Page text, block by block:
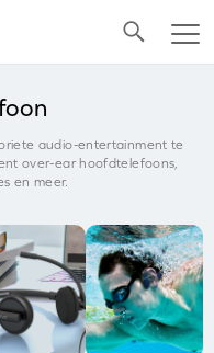
audio-entertainment te
over-ear hoofdtelefoons,
en meer.